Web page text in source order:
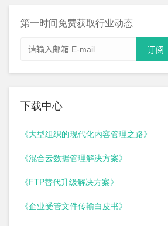
第一时间免费获取行业动态
下载中心
《大型组织的现代化内容管理之路》
《混合云数据管理解决方案》
《FTP替代升级解决方案》
《企业受管文件传输白皮书》